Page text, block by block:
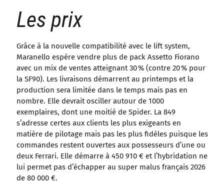
Les prix
Grâce à la nouvelle compatibilité avec le lift system,
Maranello espère vendre plus de pack Assetto Fiorano
avec un mix de ventes atteignant 30 % (contre 20 % pour
la SF90). Les livraisons démarrent au printemps et la
production sera limitée dans le temps mais pas en
nombre. Elle devrait osciller autour de 1000
exemplaires, dont une moitié de Spider. La 849
s’adresse certes aux clients les plus exigeants en
matière de pilotage mais pas les plus fidèles puisque les
commandes restent ouvertes aux possesseurs d’une ou
deux Ferrari. Elle démarre à 450 910 € et l’hybridation ne
lui permet pas d’échapper au super malus français 2026
de 80 000 €.